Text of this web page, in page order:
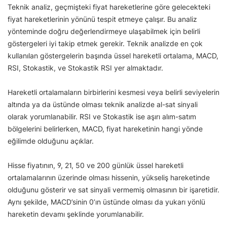
Teknik analiz, geçmişteki fiyat hareketlerine göre gelecekteki
fiyat hareketlerinin yönünü tespit etmeye çalışır. Bu analiz
yönteminde doğru değerlendirmeye ulaşabilmek için belirli
göstergeleri iyi takip etmek gerekir. Teknik analizde en çok
kullanılan göstergelerin başında üssel hareketli ortalama, MACD,
RSI, Stokastik, ve Stokastik RSI yer almaktadır.
Hareketli ortalamaların birbirlerini kesmesi veya belirli seviyelerin
altında ya da üstünde olması teknik analizde al-sat sinyali
olarak yorumlanabilir. RSI ve Stokastik ise aşırı alım-satım
bölgelerini belirlerken, MACD, fiyat hareketinin hangi yönde
eğilimde olduğunu açıklar.
Hisse fiyatının, 9, 21, 50 ve 200 günlük üssel hareketli
ortalamalarının üzerinde olması hissenin, yükseliş hareketinde
olduğunu gösterir ve sat sinyali vermemiş olmasının bir işaretidir.
Aynı şekilde, MACD’sinin 0’ın üstünde olması da yukarı yönlü
hareketin devamı şeklinde yorumlanabilir.